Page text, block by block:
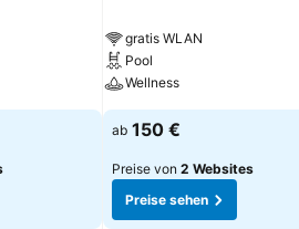
gratis WLAN
Pool
Wellness
ab 150 €
Preise von 2 Websites
Preise sehen